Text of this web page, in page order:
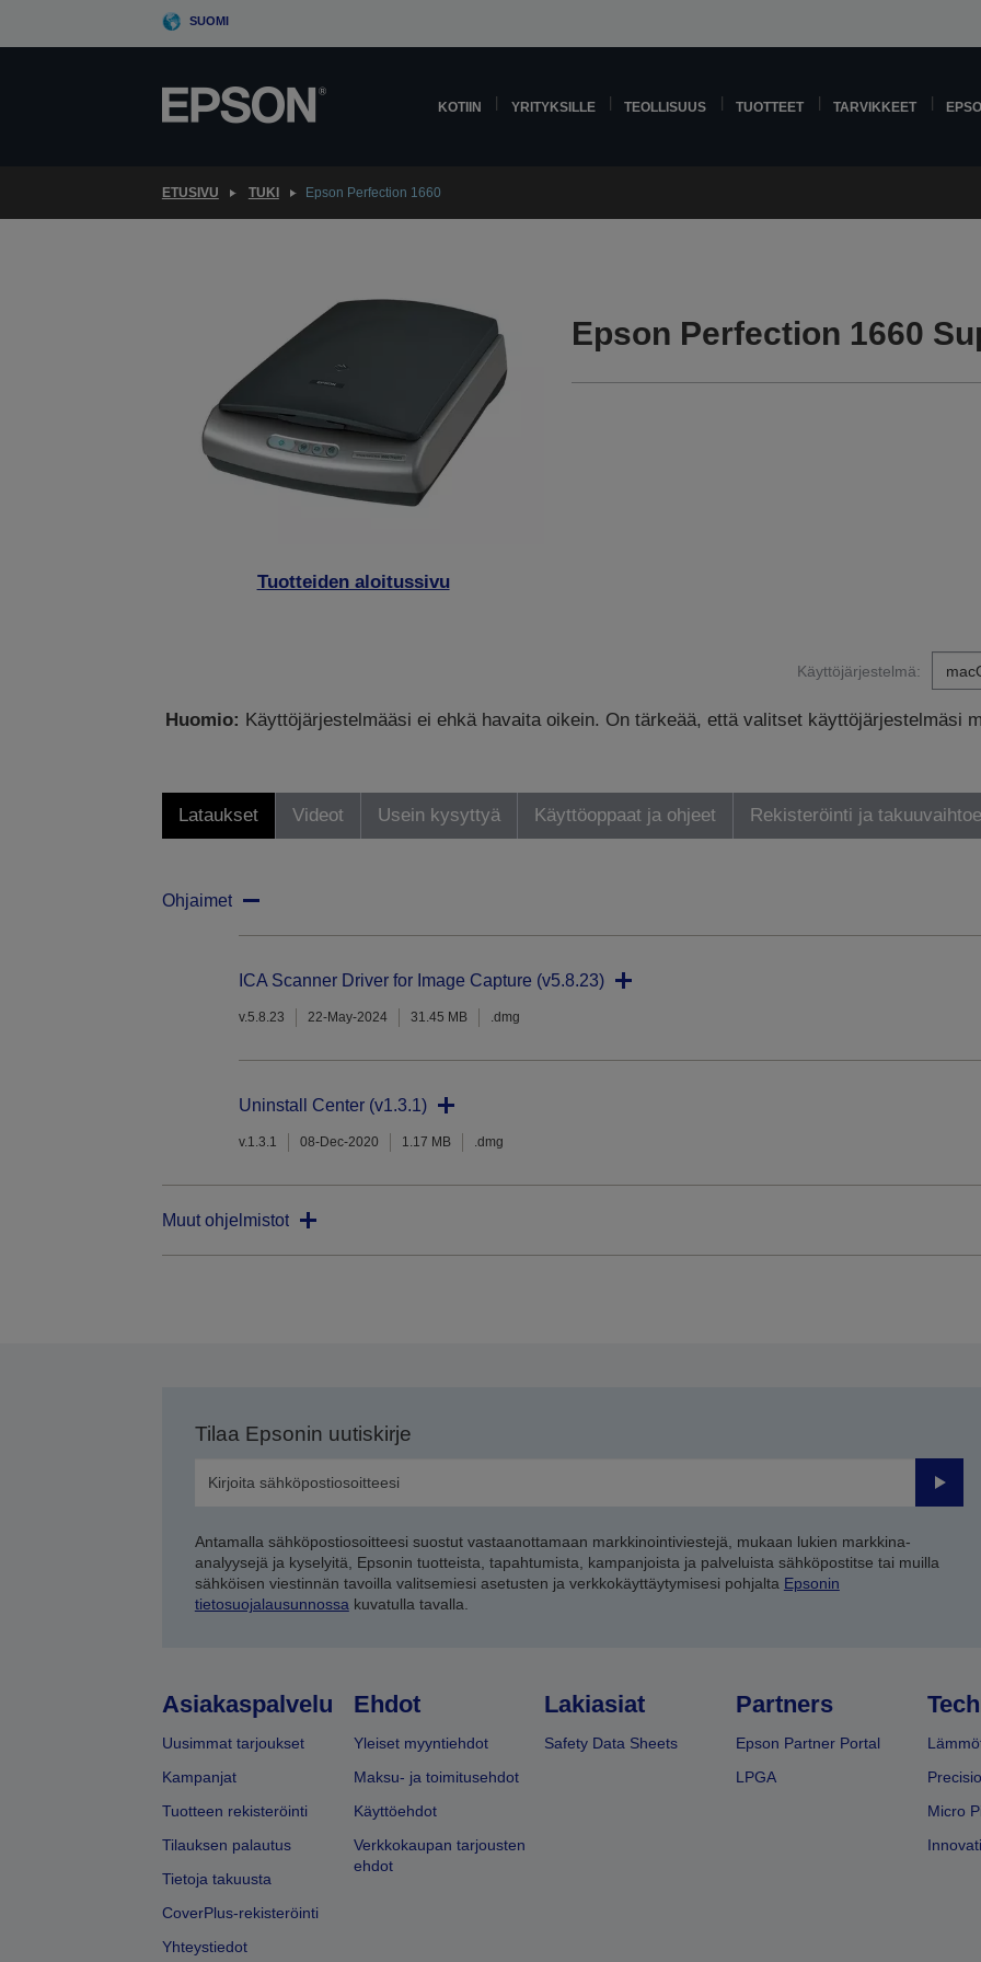
SUOMI
KOTIIN YRITYKSILLE TEOLLISUUS TUOTTEET TARVIKKEET
ETUSIVU TUKI Epson Perfection 1660
Tuotteiden aloitussivu
Epson Perfection 1660
Käyttöjärjestelmä:
Huomio: Käyttöjärjestelmääsi ei ehkä havaita oikein. On tärkeää, että valitset käyttöjärjestelmäsi
Lataukset Videot Usein kysyttyä Käyttöoppaat ja ohjeet Rekisteröinti ja
Ohjaimet
ICA Scanner Driver for Image Capture (v5.8.23)
v.5.8.23 22-May-2024 31.45 MB .dmg
Uninstall Center (v1.3.1)
v.1.3.1 08-Dec-2020 1.17 MB .dmg
Muut ohjelmistot
Tilaa Epsonin uutiskirje
Lähetä
Antamalla sähköpostiosoitteesi suostut vastaanottamaan markkinointiviestejä, mukaan lukien markkina-
analyysejä ja kyselyitä, Epsonin tuotteista, tapahtumista, kampanjoista ja palveluista sähköpostitse tai muilla
sähköisen viestinnän tavoilla valitsemiesi asetusten ja verkkokäyttäytymisesi pohjalta Epsonin
tietosuojalausunnossakuvatulla tavalla.
Asiakaspalvelu
Uusimmat tarjoukset
Kampanjat
Tuotteen rekisteröinti
Tilauksen palautus
Tietoja takuusta
CoverPlus-rekisteröinti
Yhteystiedot
Ehdot
Yleiset myyntiehdot
Maksu- ja toimitusehdot
Käyttöehdot
Verkkokaupan tarjousten
ehdot
Lakiasiat
Safety Data Sheets
Partners
Epson Partner Portal
LPGA
Micro